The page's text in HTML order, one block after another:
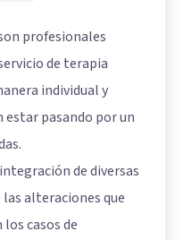
profesionales
de terapia
individual y
estar pasando por un
de diversas
alteraciones que
casos de